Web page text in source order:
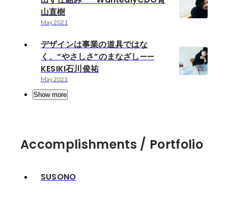
山直樹
May 2021
デザインは事業の道具ではな
く、“やさしさ”のまなざし——
KESIKI石川俊祐
May 2021
Show more
Accomplishments / Portfolio
SUSONO